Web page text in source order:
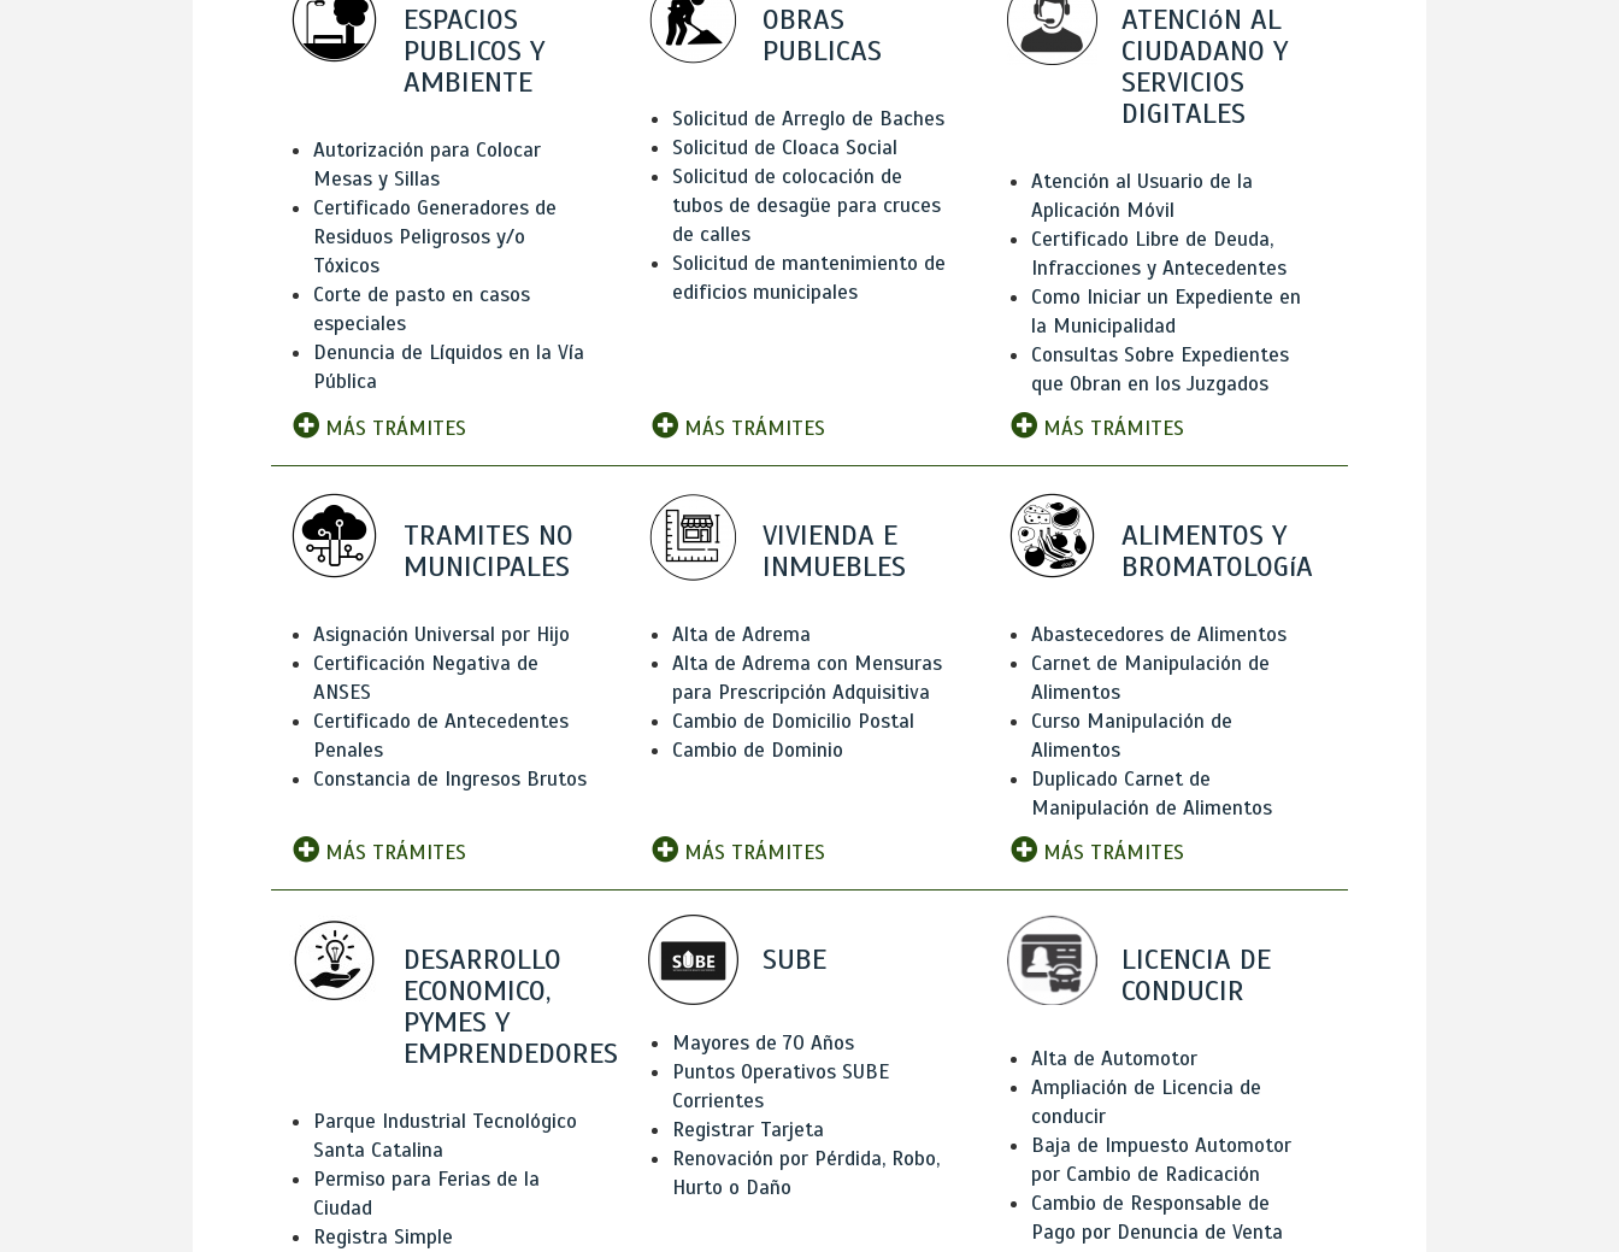
ESPACIOS
PUBLICOS Y
AMBIENTE
Autorización para Colocar
Mesas y Sillas
Certificado Generadores de
Residuos Peligrosos y/o
Tóxicos
Corte de pasto en casos
especiales
Denuncia de Líquidos en la Vía
Pública
MÁS TRÁMITES
OBRAS
PUBLICAS
Solicitud de Arreglo de Baches
Solicitud de Cloaca Social
Solicitud de colocación de
tubos de desagüe para cruces
de calles
Solicitud de mantenimiento de
edificios municipales
MÁS TRÁMITES
ATENCIóN AL
CIUDADANO Y
SERVICIOS
DIGITALES
Atención al Usuario de la
Aplicación Móvil
Certificado Libre de Deuda,
Infracciones y Antecedentes
Como Iniciar un Expediente en
la Municipalidad
Consultas Sobre Expedientes
que Obran en los Juzgados
MÁS TRÁMITES
TRAMITES NO
MUNICIPALES
Asignación Universal por Hijo
Certificación Negativa de
ANSES
Certificado de Antecedentes
Penales
Constancia de Ingresos Brutos
MÁS TRÁMITES
VIVIENDA E
INMUEBLES
Alta de Adrema
Alta de Adrema con Mensuras
para Prescripción Adquisitiva
Cambio de Domicilio Postal
Cambio de Dominio
MÁS TRÁMITES
ALIMENTOS Y
BROMATOLOGíA
Abastecedores de Alimentos
Carnet de Manipulación de
Alimentos
Curso Manipulación de
Alimentos
Duplicado Carnet de
Manipulación de Alimentos
MÁS TRÁMITES
DESARROLLO
ECONOMICO,
PYMES Y
EMPRENDEDORES
Parque Industrial Tecnológico
Santa Catalina
Permiso para Ferias de la
Ciudad
Registra Simple
SUBE
Mayores de 70 Años
Puntos Operativos SUBE
Corrientes
Registrar Tarjeta
Renovación por Pérdida, Robo,
Hurto o Daño
LICENCIA DE
CONDUCIR
Alta de Automotor
Ampliación de Licencia de
conducir
Baja de Impuesto Automotor
por Cambio de Radicación
Cambio de Responsable de
Pago por Denuncia de Venta